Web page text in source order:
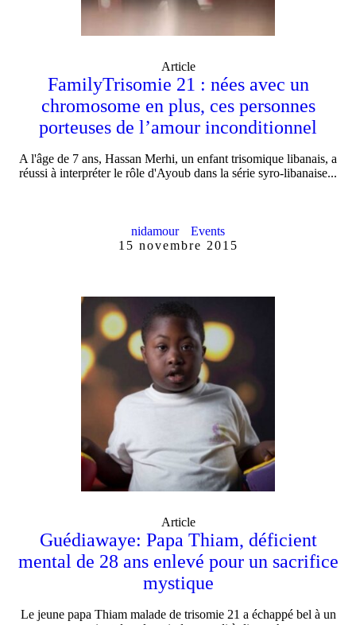
Article
FamilyTrisomie 21 : nées avec un
chromosome en plus, ces personnes
porteuses de l’amour inconditionnel
A l'âge de 7 ans, Hassan Merhi, un enfant trisomique libanais, a
réussi à interpréter le rôle d'Ayoub dans la série syro-libanaise...
nidamour
Events
15 novembre 2015
Article
Guédiawaye: Papa Thiam, déficient
mental de 28 ans enlevé pour un sacrifice
mystique
Le jeune papa Thiam malade de trisomie 21 a échappé bel à un